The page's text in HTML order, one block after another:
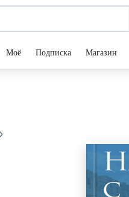
Моё Подписка Магазин